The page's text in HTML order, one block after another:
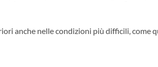
anche nelle condizioni più difficili, come